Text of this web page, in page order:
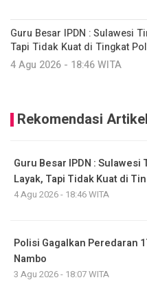
Guru Besar IPDN : Sulawesi
Tapi Tidak Kuat di Tingkat
4 Agu 2026 - 18:46 WITA
Rekomendasi
Guru Besar IPDN : Sulawesi
Layak, Tapi Tidak Kuat di
4 Agu 2026 - 18:46 WITA
Polisi Gagalkan Peredaran
Nambo
3 Agu 2026 - 18:07 WITA